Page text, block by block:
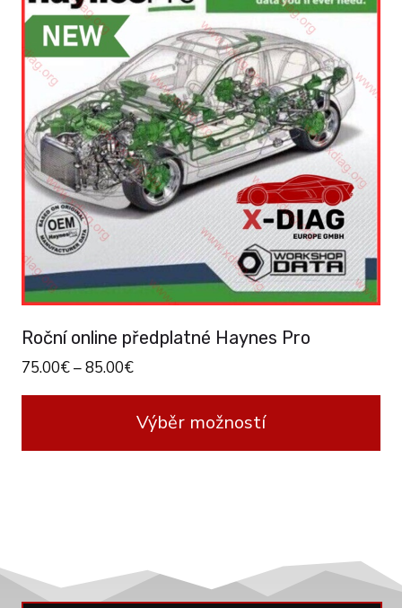
D
T
O
S
E
Roční online předplatné Haynes Pro
75.00€–85.00€
Výběr možností